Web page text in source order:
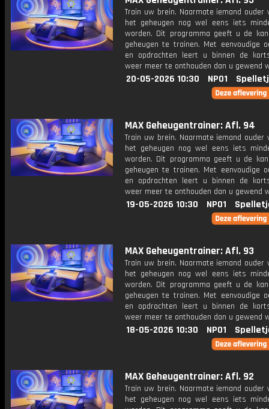
Train uw brein. Naarmate iemand ouder
het geheugen nog wel eens iets
worden. Dit programma geeft u de
geheugen te trainen. Met eenvoudige
en opdrachten leert u binnen de
weer meer te onthouden dan u gewend
20-05-2026 10:30 NPO1
MAX Geheugentrainer: Afl. 94
Train uw brein. Naarmate iemand ouder
het geheugen nog wel eens iets
worden. Dit programma geeft u de
geheugen te trainen. Met eenvoudige
en opdrachten leert u binnen de
weer meer te onthouden dan u gewend
19-05-2026 10:30 NPO1
MAX Geheugentrainer: Afl. 93
Train uw brein. Naarmate iemand ouder
het geheugen nog wel eens iets
worden. Dit programma geeft u de
geheugen te trainen. Met eenvoudige
en opdrachten leert u binnen de
weer meer te onthouden dan u gewend
18-05-2026 10:30 NPO1
MAX Geheugentrainer: Afl. 92
Train uw brein. Naarmate iemand ouder
het geheugen nog wel eens iets